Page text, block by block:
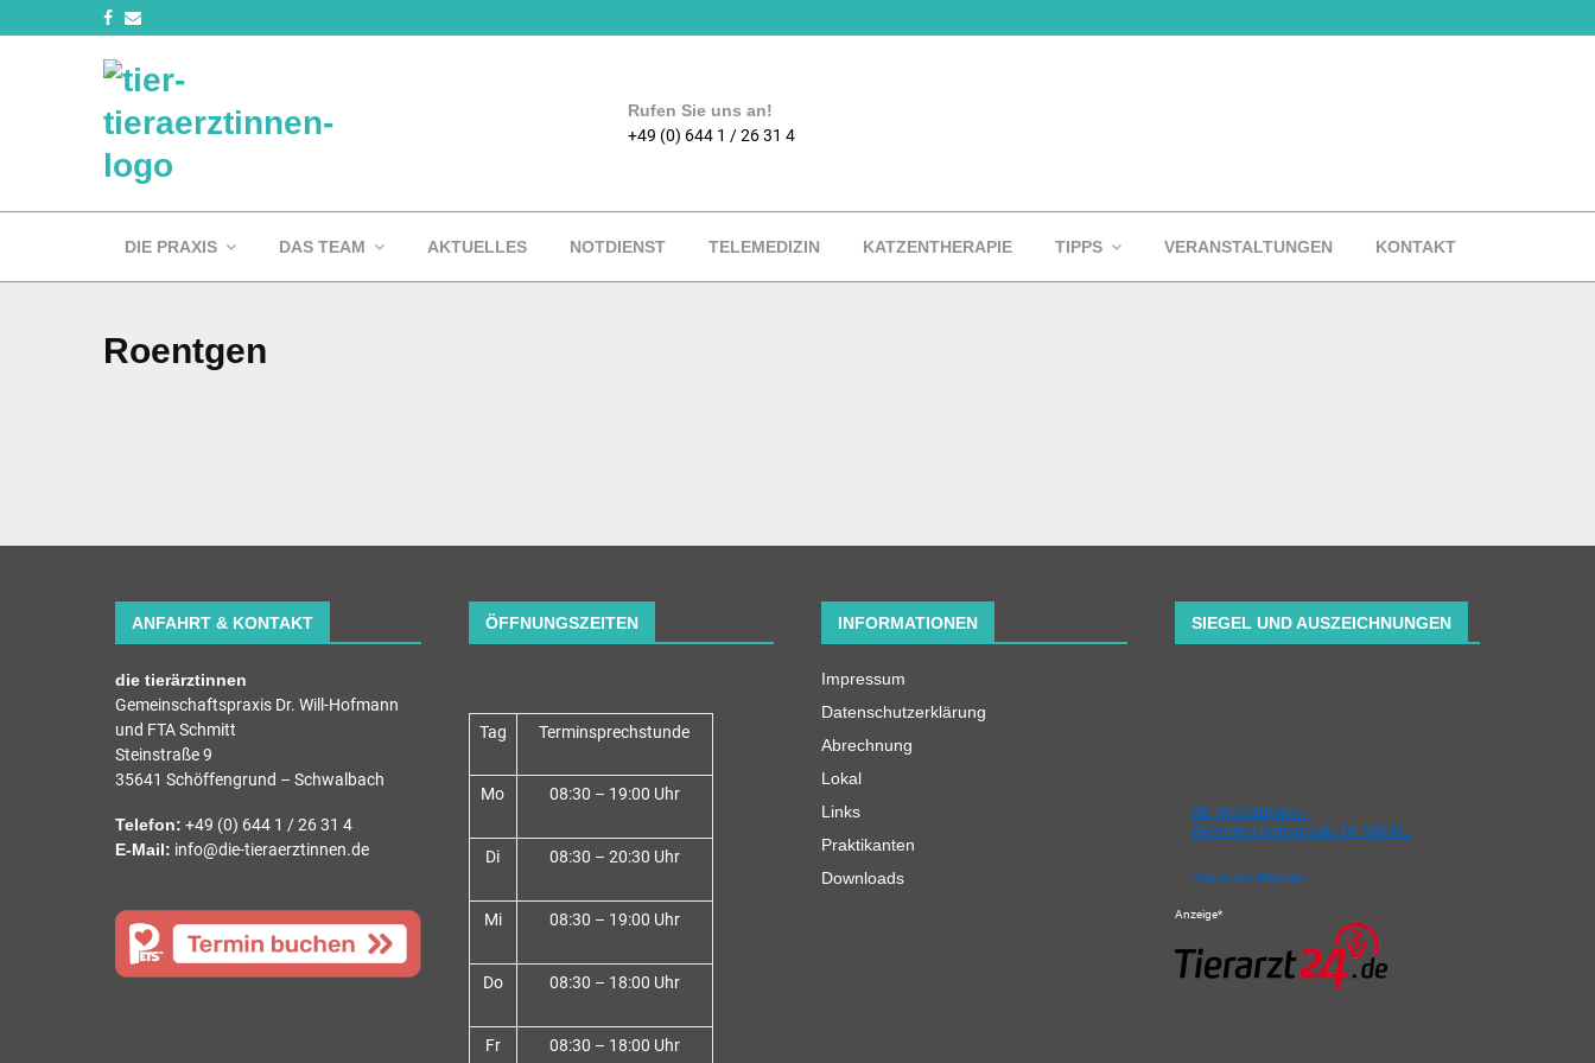
Rufen Sie uns an!
+49 (0) 644 1 / 26 31 4
DIE PRAXIS DAS TEAM AKTUELLES NOTDIENST TELEMEDIZIN KATZENTHERAPIE TIPPS VERANSTALTUNGEN KONTAKT
Roentgen
ANFAHRT & KONTAKT
die tierärztinnen
Gemeinschaftspraxis Dr. Will-Hofmann
und FTA Schmitt
Steinstraße 9
35641 Schöffengrund – Schwalbach
Telefon: +49 (0) 644 1 / 26 31 4
E-Mail: info@die-tieraerztinnen.de
ÖFFNUNGSZEITEN
Tag Terminsprechstunde
Mo 08:30 – 19:00 Uhr
Di 08:30 – 20:30 Uhr
Mi 08:30 – 19:00 Uhr
Do 08:30 – 18:00 Uhr
Fr 08:30 – 18:00 Uhr
INFORMATIONEN
Impressum
Datenschutzerklärung
Abrechnung
Lokal
Links
Praktikanten
Downloads
SIEGEL UND AUSZEICHNUNGEN
die tierärztinnen –
Gemeinschaftspraxis Dr. Will-H…
Tierärzte Wetzlar
Anzeige*